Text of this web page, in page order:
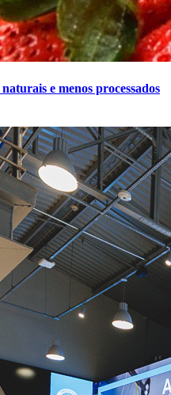
e menos processados